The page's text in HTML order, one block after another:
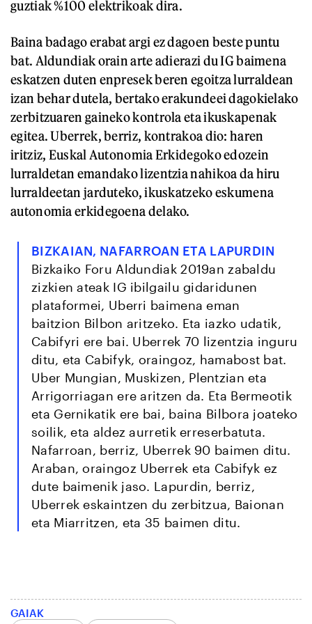
guztiak %100 elektrikoak dira.
Baina badago erabat argi ez dagoen beste puntu
bat. Aldundiak orain arte adierazi du IG baimena
eskatzen duten enpresek beren egoitza lurraldean
izan behar dutela, bertako erakundeei dagokielako
zerbitzuaren gaineko kontrola eta ikuskapenak
egitea. Uberrek, berriz, kontrakoa dio: haren
iritziz, Euskal Autonomia Erkidegoko edozein
lurraldetan emandako lizentzia nahikoa da hiru
lurraldeetan jarduteko, ikuskatzeko eskumena
autonomia erkidegoena delako.
BIZKAIAN, NAFARROAN ETA LAPURDIN
Bizkaiko Foru Aldundiak 2019an zabaldu
zizkien ateak IG ibilgailu gidaridunen
plataformei, Uberri baimena eman
baitzion Bilbon aritzeko. Eta iazko udatik,
Cabifyri ere bai. Uberrek 70 lizentzia inguru
ditu, eta Cabifyk, oraingoz, hamabost bat.
Uber Mungian, Muskizen, Plentzian eta
Arrigorriagan ere aritzen da. Eta Bermeotik
eta Gernikatik ere bai, baina Bilbora joateko
soilik, eta aldez aurretik erreserbatuta.
Nafarroan, berriz, Uberrek 90 baimen ditu.
Araban, oraingoz Uberrek eta Cabifyk ez
dute baimenik jaso. Lapurdin, berriz,
Uberrek eskaintzen du zerbitzua, Baionan
eta Miarritzen, eta 35 baimen ditu.
GAIAK